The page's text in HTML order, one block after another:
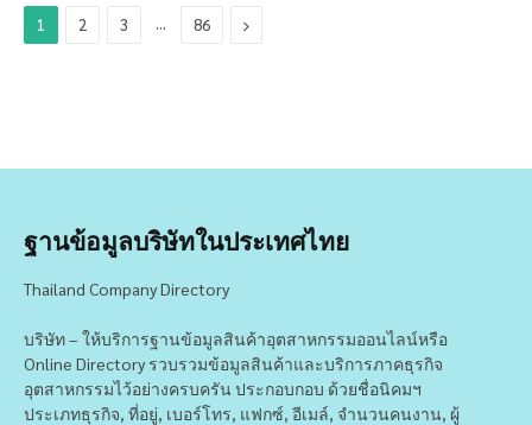
1 2 3 … 86 Next
ฐานข้อมูลบริษัทในประเทศไทย
Thailand Company Directory
บริษัท – ให้บริการฐานข้อมูลสินค้าอุตสาหกรรมออนไลน์หรือ
Online Directory รวบรวมข้อมูลสินค้าและบริการภาคธุรกิจ
อุตสาหกรรมไว้อย่างครบครัน ประกอบกอบ ด้วยชื่อนิคมฯ
ประเภทธุรกิจ, ที่อยู่, เบอร์โทร, แฟกซ์, อีเมล์, จำนวนคนงาน, ผู้